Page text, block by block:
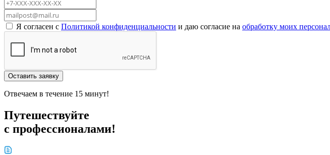
Я согласен с Политикой конфиденциальности и даю согласие на обработку моих
Оставить заявку
Отвечаем в течение 15 минут!
Путешествуйте
с профессионалами!